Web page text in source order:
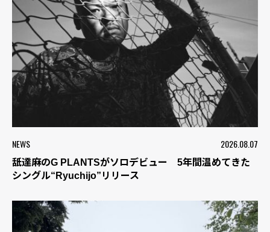
NEWS 2026.08.07
舐達麻のG PLANTSがソロデビュー 5年間温めてきた
シングル“Ryuchijo”リリース